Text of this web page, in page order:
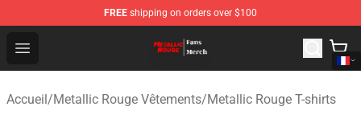
FREE shipping on orders over $100
Open menu
Metallic Rouge Store - Official Metallic Rouge
Accueil/Metallic Rouge Vêtements/Metallic Rouge T-shirts